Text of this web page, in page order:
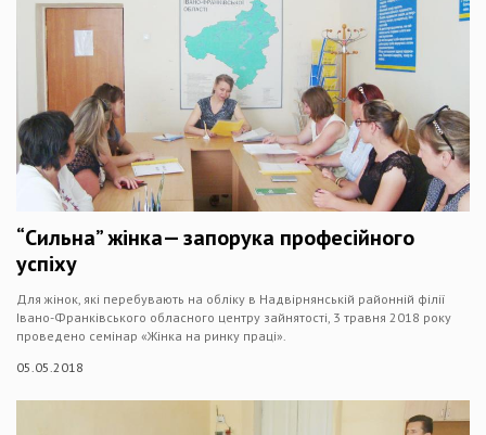
“Сильна” жінка— запорука професійного
успіху
Для жінок, які перебувають на обліку в Надвірнянській районній філії
Івано-Франківського обласного центру зайнятості, 3 травня 2018 року
проведено семінар «Жінка на ринку праці».
05.05.2018